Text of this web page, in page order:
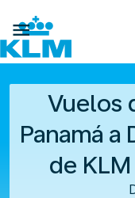

Vuelos
Panamá a
de